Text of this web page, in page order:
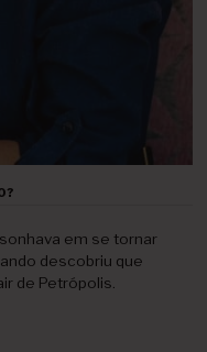
em se tornar
descobriu que
de Petrópolis.